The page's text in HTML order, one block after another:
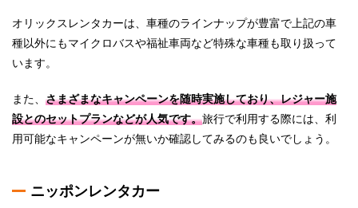
オリックスレンタカーは、車種のラインナップが豊富で上記の車
種以外にもマイクロバスや福祉車両など特殊な車種も取り扱って
います。
また、 さまざまなキャンペーンを随時実施しており、レジャー施
設とのセットプランなどが人気です。旅行で利用する際には、利
用可能なキャンペーンが無いか確認してみるのも良いでしょう。
ニッポンレンタカー